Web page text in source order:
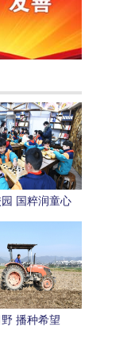
国粹润童心
播种希望